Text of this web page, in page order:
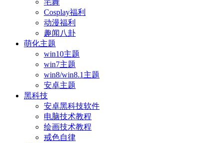
宅舞
Cosplay福利
动漫福利
趣闻八卦
萌化主题
win10主题
win7主题
win8/win8.1主题
安卓主题
黑科技
安卓黑科技软件
电脑技术教程
绘画技术教程
戒色自律